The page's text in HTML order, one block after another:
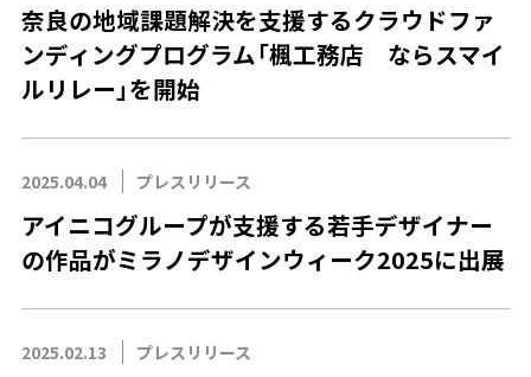
奈良の地域課題解決を支援するクラウドファ
ンディングプログラム「楓工務店 ならスマイ
ルリレー」を開始
2025.04.04 プレスリリース
アイニコグループが支援する若手デザイナー
の作品がミラノデザインウィーク2025に出展
2025.02.13 プレスリリース